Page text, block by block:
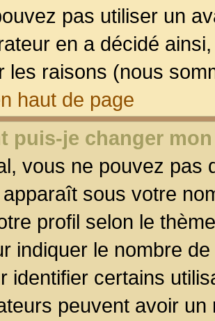
pas utiliser un
en a décidé
les raisons (nous
haut de page
puis-je changer
vous ne pouvez pas
sous votre
profil selon le
indiquer le nombre
identifier certains
peuvent avoir